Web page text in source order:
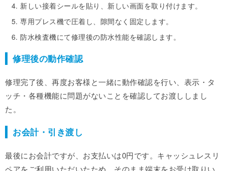
新しい接着シールを貼り、新しい画面を取り付けます。
専用プレス機で圧着し、隙間なく固定します。
防水検査機にて修理後の防水性能を確認します。
修理後の動作確認
修理完了後、再度お客様と一緒に動作確認を行い、表示・タ
ッチ・各種機能に問題がないことを確認してお渡ししまし
た。
お会計・引き渡し
最後にお会計ですが、お支払いは0円です。キャッシュレスリ
ペアをご利用いただいたため、そのまま端末をお受け取りい